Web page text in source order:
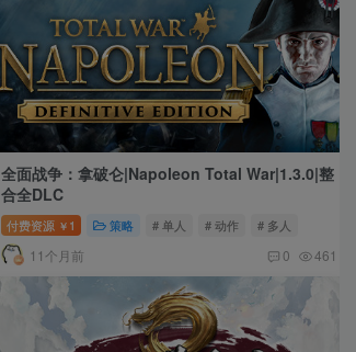
全面战争：拿破仑|Napoleon Total War|1.3.0|整
合全DLC
付费资源 ￥ 1 策略 # 单人 # 动作 # 多人
11个月前 0 461